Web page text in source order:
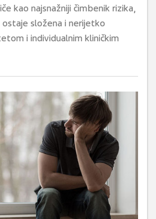
kao najsnažniji čimbenik rizika,
složena i nerijetko
i individualnim kliničkim